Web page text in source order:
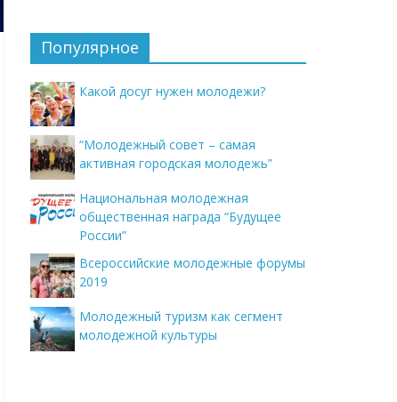
Популярное
Какой досуг нужен молодежи?
“Молодежный совет – самая
активная городская молодежь”
Национальная молодежная
общественная награда “Будущее
России”
Всероссийские молодежные форумы
2019
Молодежный туризм как сегмент
молодежной культуры